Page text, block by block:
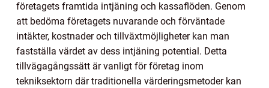
företagets framtida intjäning och kassaflöden. Genom
att bedöma företagets nuvarande och förväntade
intäkter, kostnader och tillväxtmöjligheter kan man
fastställa värdet av dess intjäning potential. Detta
tillvägagångssätt är vanligt för företag inom
tekniksektorn där traditionella värderingsmetoder kan